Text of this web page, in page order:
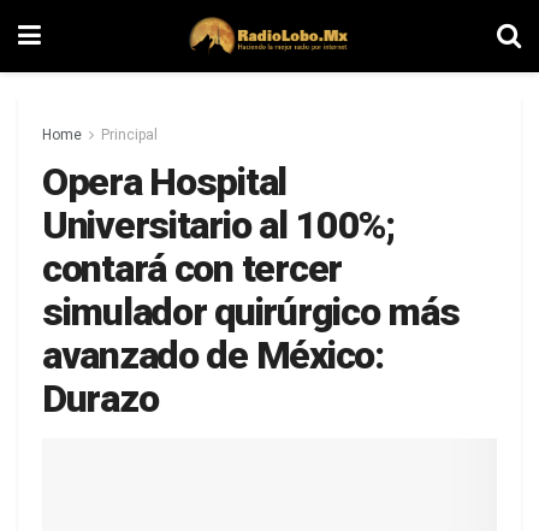
Home Principal
Opera Hospital
Universitario al 100%;
contará con tercer
simulador quirúrgico más
avanzado de México:
Durazo